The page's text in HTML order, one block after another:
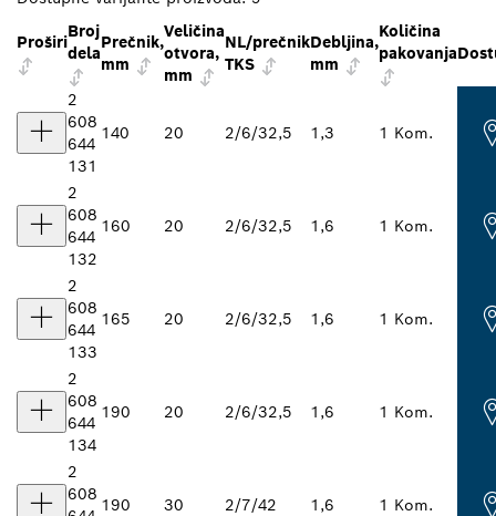
Proširi
Broj
dela
Prečnik,
mm
Veličina
otvora,
mm
NL/prečnik
TKS
Debljina,
mm
Količina
pakovanja
2
608
644
131
140 20 2/6/32,5 1,3 1 Kom.
2
608
644
132
160 20 2/6/32,5 1,6 1 Kom.
2
608
644
133
165 20 2/6/32,5 1,6 1 Kom.
2
608
644
134
190 20 2/6/32,5 1,6 1 Kom.
2
608
190 30 2/7/42 1,6 1 Kom.